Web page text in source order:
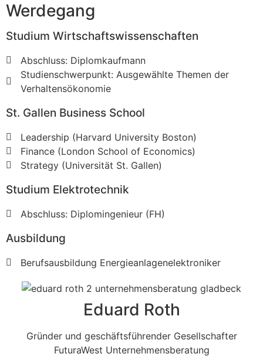
Werdegang
Studium Wirtschaftswissenschaften
Abschluss: Diplomkaufmann
Studienschwerpunkt: Ausgewählte Themen der
Verhaltensökonomie
St. Gallen Business School
Leadership (Harvard University Boston)
Finance (London School of Economics)
Strategy (Universität St. Gallen)
Studium Elektrotechnik
Abschluss: Diplomingenieur (FH)
Ausbildung
Berufsausbildung Energieanlagenelektroniker
Eduard Roth
Gründer und geschäftsführender Gesellschafter
FuturaWest Unternehmensberatung